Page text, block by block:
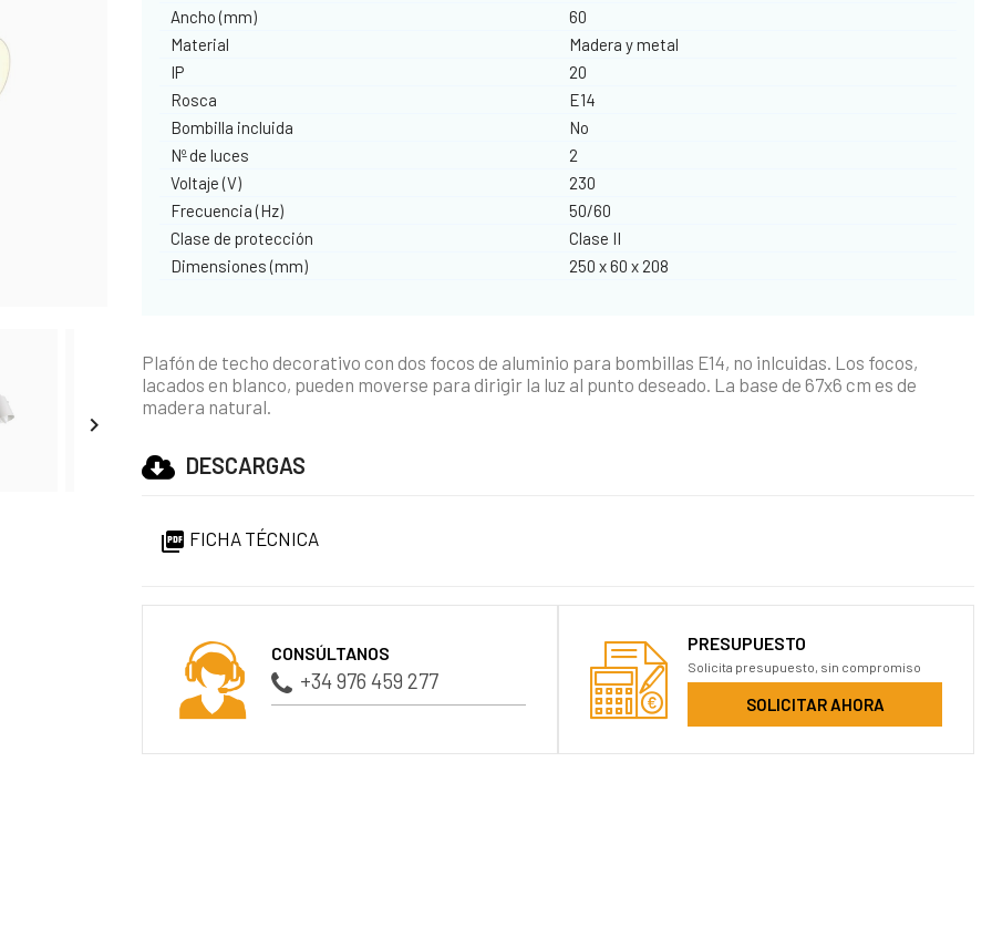

Ancho (mm)
60
Material
Madera y metal
IP
20
Rosca
E14
Bombilla incluida
No
Nº de luces
2
Voltaje (V)
230
Frecuencia (Hz)
50/60
Clase de protección
Clase II
Dimensiones (mm)
250 x 60 x 208
Plafón de techo decorativo con dos focos de aluminio para bombillas E14, no inlcuidas. Los focos,
lacados en blanco, pueden moverse para dirigir la luz al punto deseado. La base de 67x6 cm es de
madera natural.
DESCARGAS
 FICHA TÉCNICA
CONSÚLTANOS
+34 976 459 277
PRESUPUESTO
Solicita presupuesto, sin compromiso
SOLICITAR AHORA